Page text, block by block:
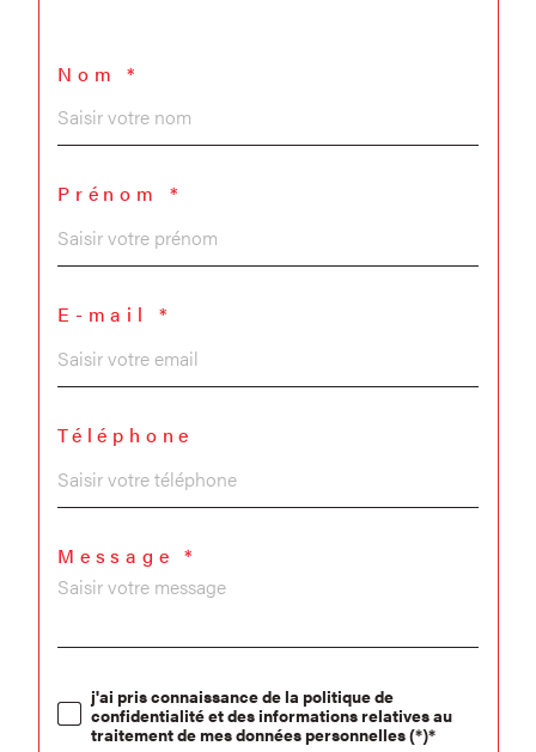
Nom *
Prénom *
E-mail *
Téléphone
Message *
j'ai pris connaissance de la politique de
confidentialité et des informations relatives au
traitement de mes données personnelles (*)*